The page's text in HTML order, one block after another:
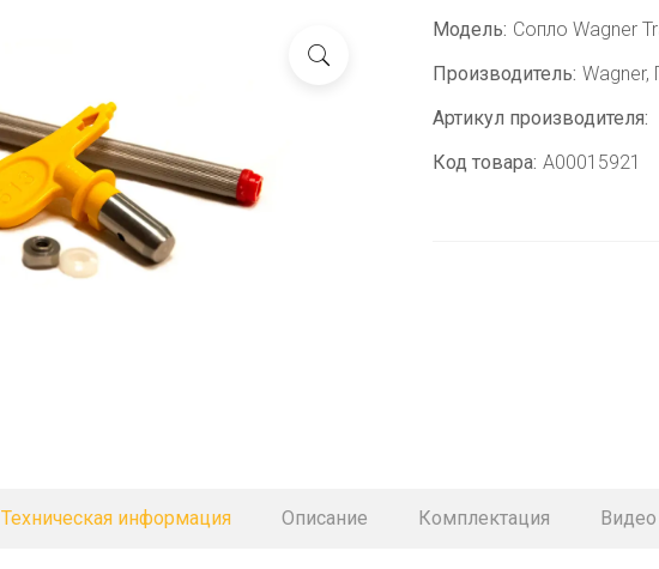
Модель: Сопло Wagner
Производитель: Wagner,
Артикул производителя:
Код товара: A00015921
Техническая информация Описание Комплектация Видео